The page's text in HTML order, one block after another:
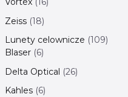
Zeiss 18
Lunety celownicze 109
Blaser 6
Delta Optical 26
Kahles 6